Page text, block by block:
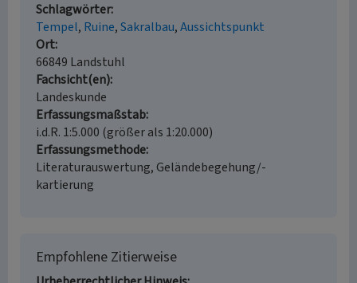
Schlagwörter
Tempel Ruine Sakralbau Aussichtspunkt
Ort
66849 Landstuhl
Fachsicht(en)
Landeskunde
Erfassungsmaßstab
i.d.R. 1:5.000 (größer als 1:20.000)
Erfassungsmethode
Literaturauswertung, Geländebegehung/-
kartierung
Empfohlene Zitierweise